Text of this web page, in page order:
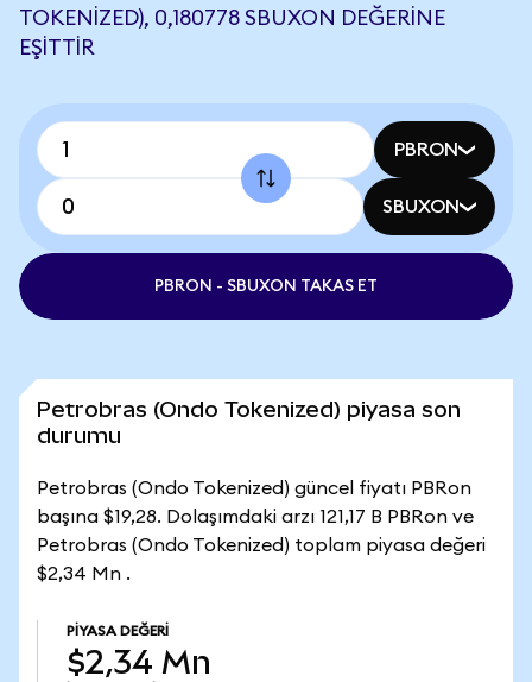
TOKENIZED), 0,180778 SBUXON DEĞERINE
EŞITTIR
PBRON
SBUXON
PBRON - SBUXON TAKAS ET
Petrobras (Ondo Tokenized) piyasa son
durumu
Petrobras (Ondo Tokenized) güncel fiyatı PBRon
başına $19,28. Dolaşımdaki arzı 121,17 B PBRon ve
Petrobras (Ondo Tokenized) toplam piyasa değeri
$2,34 Mn .
PIYASA DEĞERI
$2,34 Mn